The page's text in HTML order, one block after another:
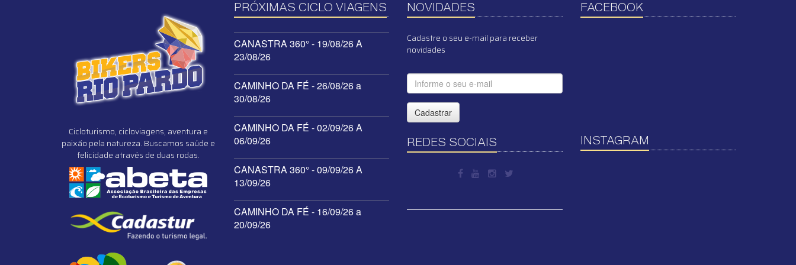
Cicloturismo, cicloviagens, aventura e
paixão pela natureza. Buscamos saúde e
felicidade através de duas rodas.
PRÓXIMAS CICLO VIAGENS
CANASTRA 360° - 19/08/26 A
23/08/26
CAMINHO DA FÉ - 26/08/26 a
30/08/26
CAMINHO DA FÉ - 02/09/26 A
06/09/26
CANASTRA 360° - 09/09/26 A
13/09/26
CAMINHO DA FÉ - 16/09/26 a
20/09/26
NOVIDADES
Cadastre o seu e-mail para receber
novidades
Cadastrar
REDES SOCIAIS
FACEBOOK
INSTAGRAM